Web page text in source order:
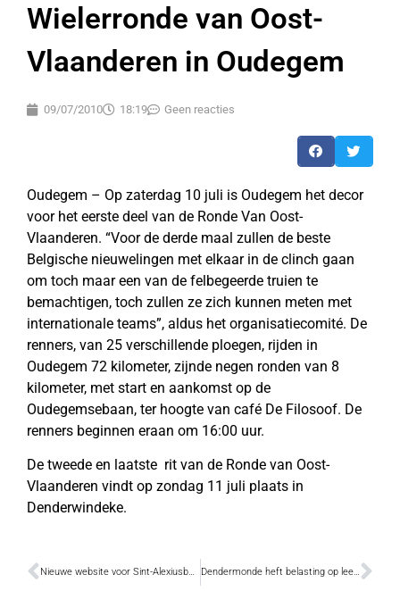
Wielerronde van Oost-
Vlaanderen in Oudegem
09/07/2010 18:19 Geen reacties
Oudegem – Op zaterdag 10 juli is Oudegem het decor
voor het eerste deel van de Ronde Van Oost-
Vlaanderen. “Voor de derde maal zullen de beste
Belgische nieuwelingen met elkaar in de clinch gaan
om toch maar een van de felbegeerde truien te
bemachtigen, toch zullen ze zich kunnen meten met
internationale teams”, aldus het organisatiecomité. De
renners, van 25 verschillende ploegen, rijden in
Oudegem 72 kilometer, zijnde negen ronden van 8
kilometer, met start en aankomst op de
Oudegemsebaan, ter hoogte van café De Filosoof. De
renners beginnen eraan om 16:00 uur.
De tweede en laatste rit van de Ronde van Oost-
Vlaanderen vindt op zondag 11 juli plaats in
Denderwindeke.
Nieuwe website voor Sint-Alexiusbegijnhof Dendermonde heft belasting op leegstand